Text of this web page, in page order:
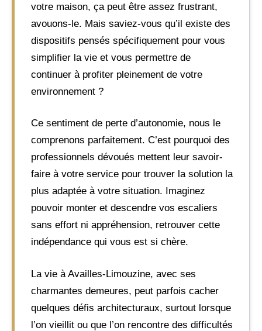
votre maison, ça peut être assez frustrant,
avouons-le. Mais saviez-vous qu’il existe des
dispositifs pensés spécifiquement pour vous
simplifier la vie et vous permettre de
continuer à profiter pleinement de votre
environnement ?
Ce sentiment de perte d’autonomie, nous le
comprenons parfaitement. C’est pourquoi des
professionnels dévoués mettent leur savoir-
faire à votre service pour trouver la solution la
plus adaptée à votre situation. Imaginez
pouvoir monter et descendre vos escaliers
sans effort ni appréhension, retrouver cette
indépendance qui vous est si chère.
La vie à Availles-Limouzine, avec ses
charmantes demeures, peut parfois cacher
quelques défis architecturaux, surtout lorsque
l’on vieillit ou que l’on rencontre des difficultés